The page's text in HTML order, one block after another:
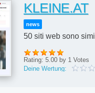
KLEINE.AT
news
50 siti web sono
Rating: 5.00 by 1 Votes
Deine Wertung: